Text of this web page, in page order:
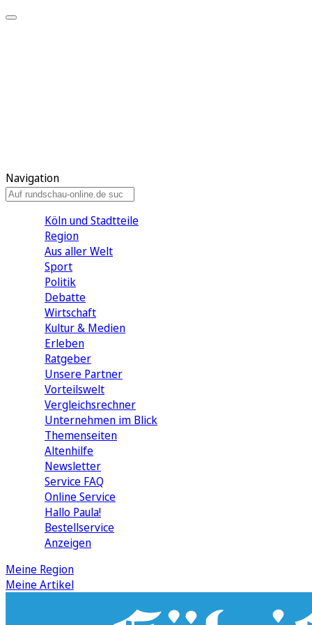
Navigation
Köln und Stadtteile
Region
Aus aller Welt
Sport
Politik
Debatte
Wirtschaft
Kultur & Medien
Erleben
Ratgeber
Unsere Partner
Vorteilswelt
Vergleichsrechner
Unternehmen im Blick
Themenseiten
Altenhilfe
Newsletter
Service FAQ
Online Service
Hallo Paula!
Bestellservice
Anzeigen
Meine Region
Meine Artikel